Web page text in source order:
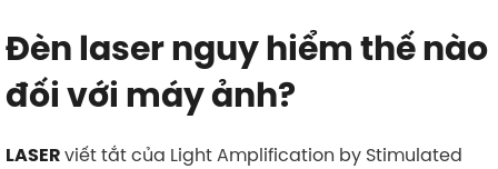
Đèn laser nguy hiểm thế nào
đối với máy ảnh?
LASERviết tắt của Light Amplification by Stimulated